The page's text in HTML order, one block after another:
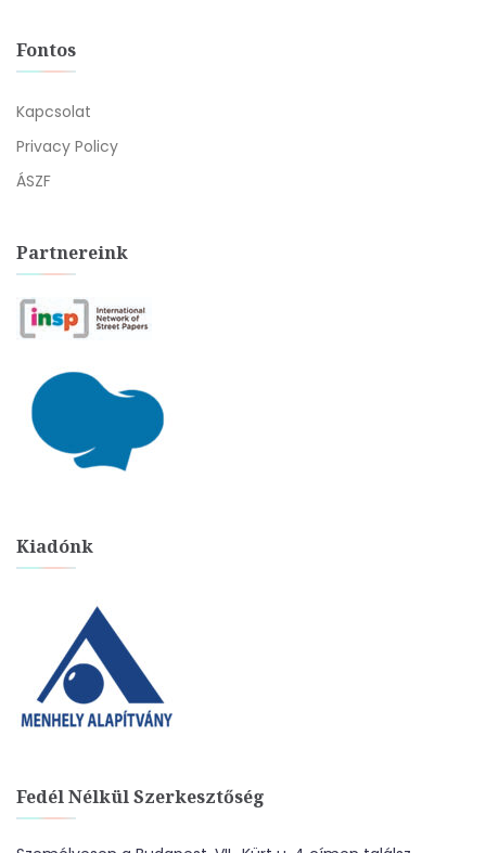
Fontos
Kapcsolat
Privacy Policy
ÁSZF
Partnereink
Kiadónk
Fedél Nélkül Szerkesztőség